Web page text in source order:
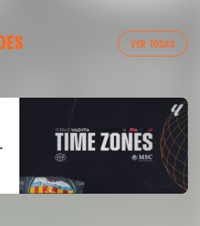
VER TODAS
CF 04/03/26